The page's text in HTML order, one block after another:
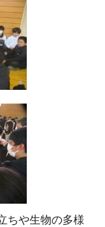
ちや生物の多様